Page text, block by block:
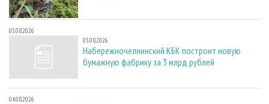
05.08.2026
05.08.2026
Набережночелнинский КБК построит новую
бумажную фабрику за 3 млрд рублей
04.08.2026